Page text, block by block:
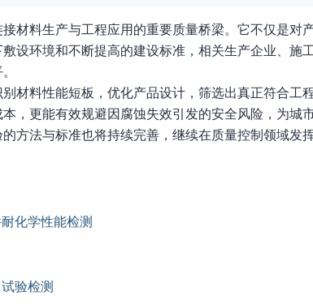
材料生产与工程应用的重要质量桥梁。它不仅是对
设环境和不断提高的建设标准，相关生产企业、施
材料性能短板，优化产品设计，筛选出真正符合工
，更能有效规避因腐蚀失效引发的安全风险，为城
方法与标准也将持续完善，继续在质量控制领域发
化学性能检测
验检测